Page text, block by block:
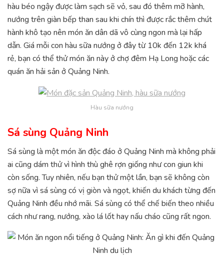
hàu béo ngậy được làm sạch sẽ vỏ, sau đó thêm mỡ hành,
nướng trên giàn bếp than sau khi chín thì được rắc thêm chút
hành khô tạo nên món ăn dân dã vô cùng ngon mà lại hấp
dẫn. Giá mỗi con hàu sữa nướng ở đây từ 10k đến 12k khá
rẻ, bạn có thể thử món ăn này ở chợ đêm Hạ Long hoặc các
quán ăn hải sản ở Quảng Ninh.
Hàu sữa nướng
Sá sùng Quảng Ninh
Sá sùng là một món ăn độc đáo ở Quảng Ninh mà không phải
ai cũng dám thử vì hình thù ghê rợn giống như con giun khi
còn sống. Tuy nhiên, nếu bạn thử một lần, bạn sẽ không còn
sợ nữa vì sá sùng có vị giòn và ngọt, khiến du khách từng đến
Quảng Ninh đều nhớ mãi. Sá sùng có thể chế biến theo nhiều
cách như rang, nướng, xào lá lốt hay nấu cháo cũng rất ngon.